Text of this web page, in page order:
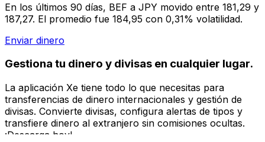
En los últimos 90 días, BEF a JPY movido entre 181,29 y
187,27. El promedio fue 184,95 con 0,31% volatilidad.
Enviar dinero
Gestiona tu dinero y divisas en cualquier lugar.
La aplicación Xe tiene todo lo que necesitas para
transferencias de dinero internacionales y gestión de
divisas. Convierte divisas, configura alertas de tipos y
transfiere dinero al extranjero sin comisiones ocultas.
¡Descarga hoy!